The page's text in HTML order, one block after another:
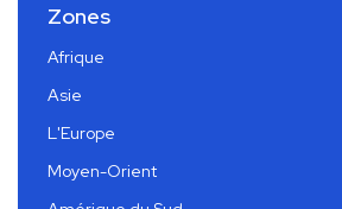
Zones
Afrique
Asie
L'Europe
Moyen-Orient